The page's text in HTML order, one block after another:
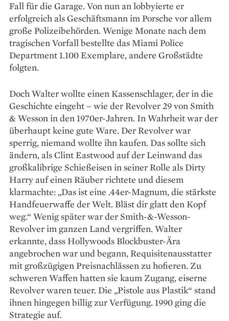
Fall für die Garage. Von nun an lobbyierte er
erfolgreich als Geschäftsmann im Porsche vor allem
große Polizeibehörden. Wenige Monate nach dem
tragischen Vorfall bestellte das Miami Police
Department 1.100 Exemplare, andere Großstädte
folgten.
Doch Walter wollte einen Kassenschlager, der in die
Geschichte eingeht – wie der Revolver 29 von Smith
& Wesson in den 1970er-Jahren. In Wahrheit war der
überhaupt keine gute Ware. Der Revolver war
sperrig, niemand wollte ihn kaufen. Das sollte sich
ändern, als Clint Eastwood auf der Leinwand das
großkalibrige Schießeisen in seiner Rolle als Dirty
Harry auf einen Räuber richtete und diesem
klarmachte: „Das ist eine .44er-Magnum, die stärkste
Handfeuerwaffe der Welt. Bläst dir glatt den Kopf
weg.“ Wenig später war der Smith-&-Wesson-
Revolver im ganzen Land vergriffen. Walter
erkannte, dass Hollywoods Blockbuster-Ära
angebrochen war und begann, Requisitenausstatter
mit großzügigen Preisnachlässen zu hofieren. Zu
schweren Waffen hatten sie kaum Zugang, eiserne
Revolver waren teuer. Die „Pistole aus Plastik“ stand
ihnen hingegen billig zur Verfügung. 1990 ging die
Strategie auf.